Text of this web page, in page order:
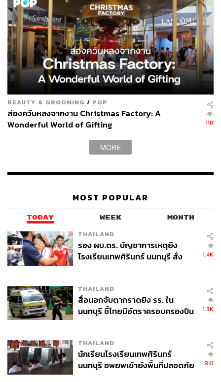
BEAUTY & GROOMING / POP
ส่องควันหลงจากงาน Christmas Factory: A
Wonderful World of Gifting
110
MORE
MOST POPULAR
TODAY WEEK MONTH
THAILAND
รอง ผบ.ตร. บัญชาการเหตุยิง
โรงเรียนเทพศิรินทร์ นนทบุรี สั่ง
1.4K
THAILAND
สื่อนอกจับตากราดยิง รร. ใน
นนทบุรี ชี้ไทยมีอัตราครอบครองปืน
1.3K
THAILAND
นักเรียนโรงเรียนเทพศิรินทร์
นนทบุรี อพยพเข้ายังพื้นที่ปลอดภัย
841